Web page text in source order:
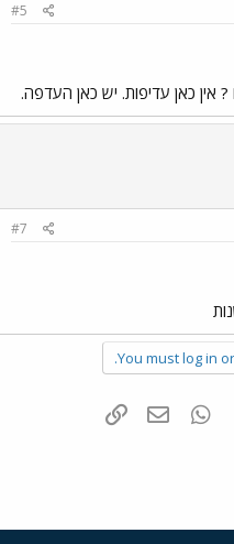
#5
אין כאן עדיפות. יש כאן העדפה.
#7
You must log in
Tumblr
WhatsAppדואר אלקטרוני